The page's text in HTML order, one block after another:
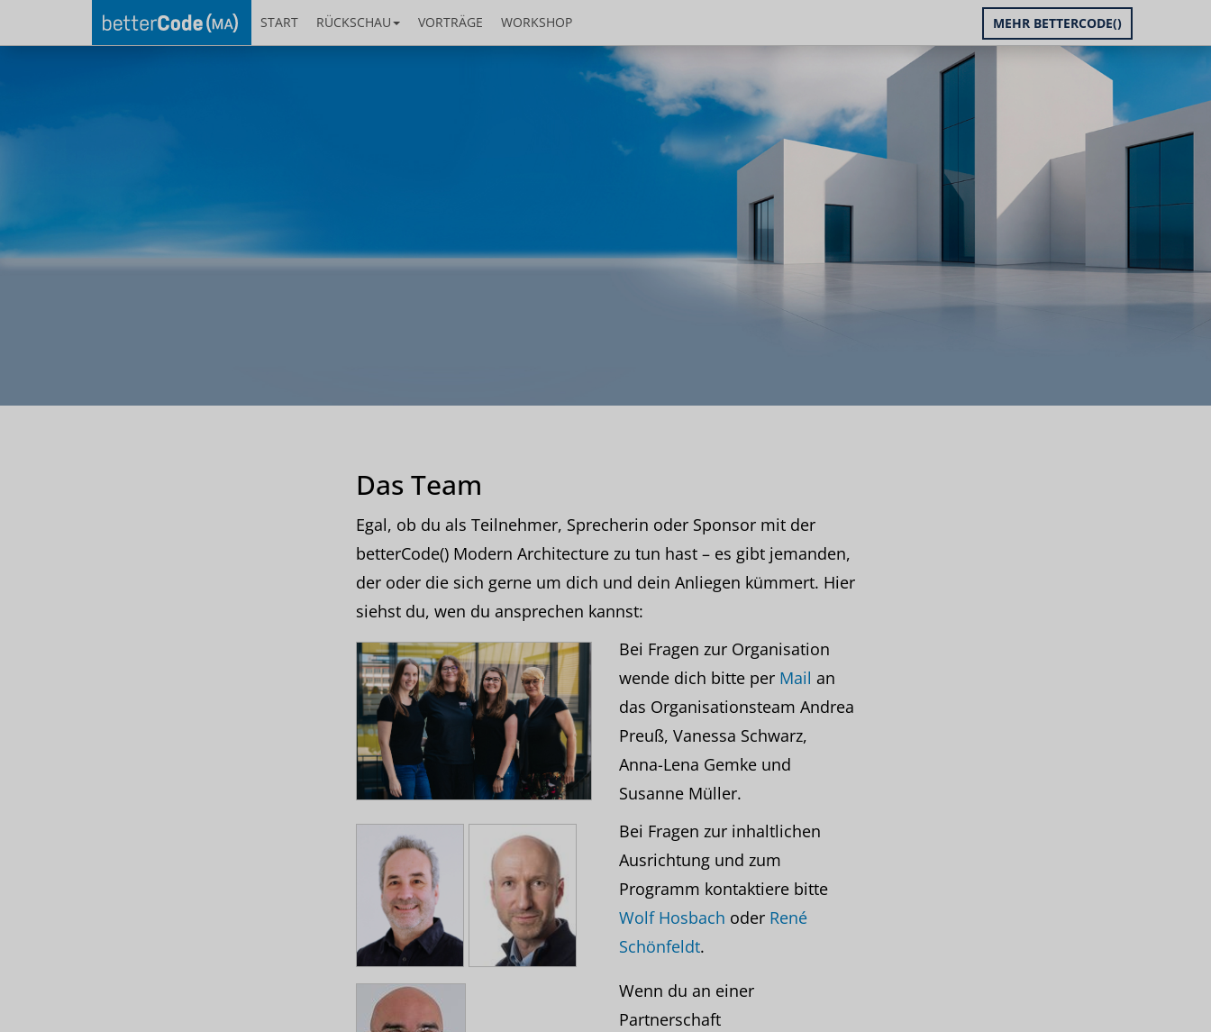
START RÜCKSCHAU VORTRÄGE WORKSHOP MEHR BETTERCODE()
Das Team
Egal, ob du als Teilnehmer, Sprecherin oder Sponsor mit der
betterCode() Modern Architecture zu tun hast – es gibt jemanden,
der oder die sich gerne um dich und dein Anliegen kümmert. Hier
siehst du, wen du ansprechen kannst:
Bei Fragen zur Organisation
wende dich bitte per Mail an
das Organisationsteam Andrea
Preuß, Vanessa Schwarz,
Anna-Lena Gemke und
Susanne Müller.
Bei Fragen zur inhaltlichen
Ausrichtung und zum
Programm kontaktiere bitte
Wolf Hosbach oder René
Schönfeldt.
Wenn du an einer
Partnerschaft